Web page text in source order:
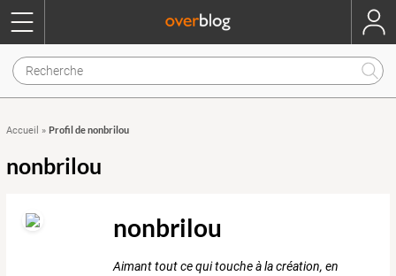
Accueil » Profil de nonbrilou
nonbrilou
nonbrilou
Aimant tout ce qui touche à la création, en